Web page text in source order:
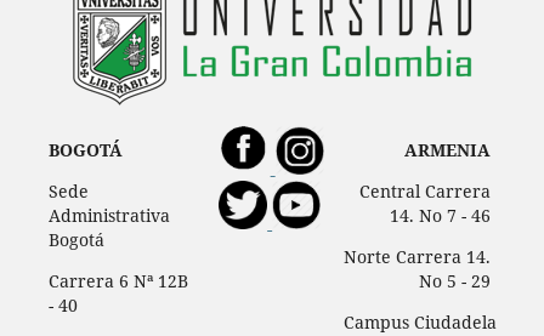
BOGOTÁ
Sede
Administrativa
Bogotá
Carrera 6 Nª 12B
- 40
ARMENIA
Central Carrera
14. No 7 - 46
Norte Carrera 14.
No 5 - 29
Campus Ciudadela